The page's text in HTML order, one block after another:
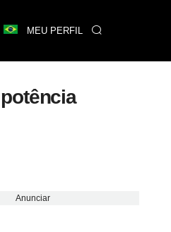
MEU PERFIL
Anunciar